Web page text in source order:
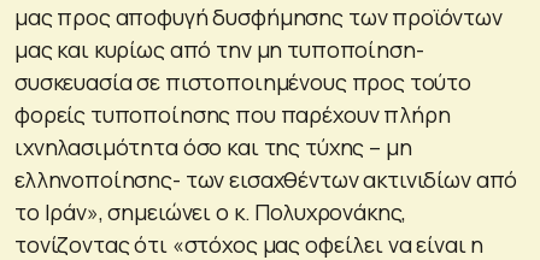
μας προς αποφυγή δυσφήμησης των προϊόντων
μας και κυρίως από την μη τυποποίηση-
συσκευασία σε πιστοποιημένους προς τούτο
φορείς τυποποίησης που παρέχουν πλήρη
ιχνηλασιμότητα όσο και της τύχης – μη
ελληνοποίησης- των εισαχθέντων ακτινιδίων από
το Ιράν», σημειώνει ο κ. Πολυχρονάκης,
τονίζοντας ότι «στόχος μας οφείλει να είναι η